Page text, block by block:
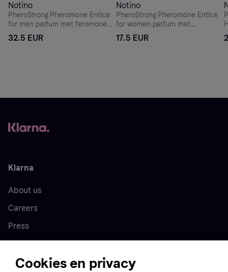
Notino
PheroStrong Pheromone Entice
for men parfum met feromonen
voor Mannen 50 ml
32.5 EUR
Notino
PheroStrong Pheromone Entice
for women parfum met
feromonen voor Vrouwen 50 ml
17.5 EUR
Klarna
About us
Careers
Press
Home
Cookies en privacy